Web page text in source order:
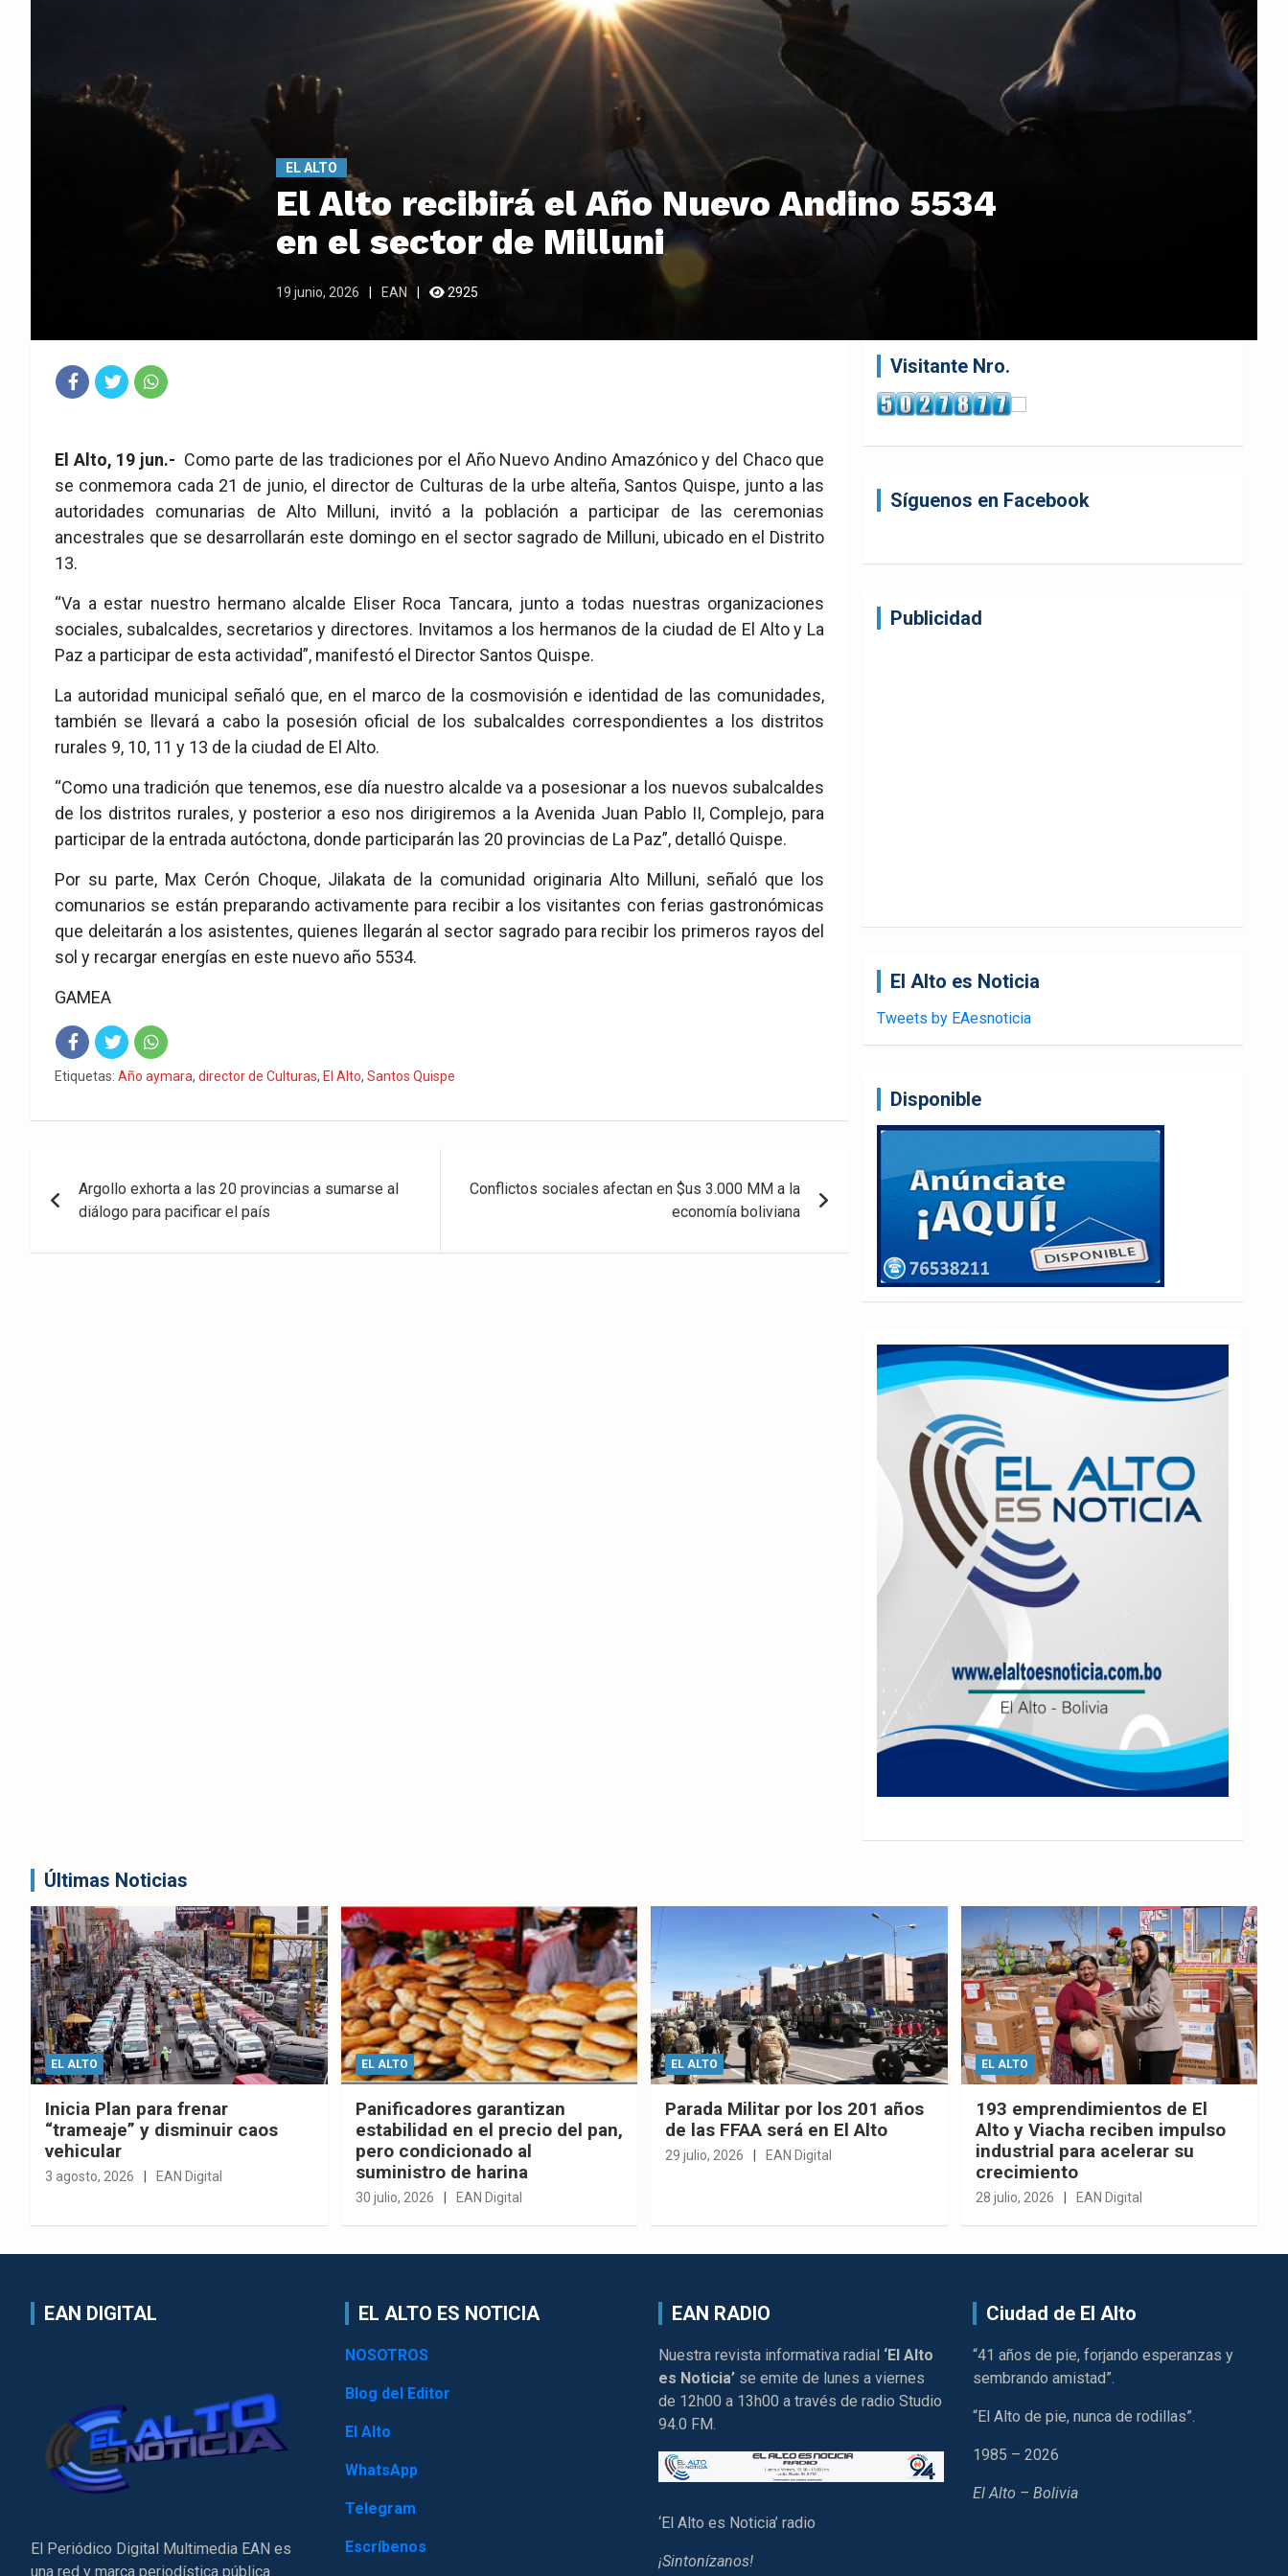
EL ALTO
El Alto recibirá el Año Nuevo Andino 5534
en el sector de Milluni
19 junio, 2026 EAN 2925
eb
ook
tsA
pp
El Alto, 19 jun.- Como parte de las tradiciones por el Año Nuevo Andino Amazónico y del Chaco que
se conmemora cada 21 de junio, el director de Culturas de la urbe alteña, Santos Quispe, junto a las
autoridades comunarias de Alto Milluni, invitó a la población a participar de las ceremonias
ancestrales que se desarrollarán este domingo en el sector sagrado de Milluni, ubicado en el Distrito
13.
“Va a estar nuestro hermano alcalde Eliser Roca Tancara, junto a todas nuestras organizaciones
sociales, subalcaldes, secretarios y directores. Invitamos a los hermanos de la ciudad de El Alto y La
Paz a participar de esta actividad”, manifestó el Director Santos Quispe.
La autoridad municipal señaló que, en el marco de la cosmovisión e identidad de las comunidades,
también se llevará a cabo la posesión oficial de los subalcaldes correspondientes a los distritos
rurales 9, 10, 11 y 13 de la ciudad de El Alto.
“Como una tradición que tenemos, ese día nuestro alcalde va a posesionar a los nuevos subalcaldes
de los distritos rurales, y posterior a eso nos dirigiremos a la Avenida Juan Pablo II, Complejo, para
participar de la entrada autóctona, donde participarán las 20 provincias de La Paz”, detalló Quispe.
Por su parte, Max Cerón Choque, Jilakata de la comunidad originaria Alto Milluni, señaló que los
comunarios se están preparando activamente para recibir a los visitantes con ferias gastronómicas
que deleitarán a los asistentes, quienes llegarán al sector sagrado para recibir los primeros rayos del
sol y recargar energías en este nuevo año 5534.
GAMEA
Fac Twit Wha
Etiquetas: Año aymara, director de Culturas, El Alto, Santos Quispe
de
Argollo exhorta a las 20 provincias a sumarse al
diálogo para pacificar el país
Conflictos sociales afectan en $us 3.000 MM a la
economía boliviana
Visitante Nro.
Síguenos en Facebook
Publicidad
El Alto es Noticia
Tweets by EAesnoticia
Disponible
Últimas Noticias
EL ALTO
Inicia Plan para frenar
“trameaje” y disminuir caos
vehicular
3 agosto, 2026 EAN Digital
EL ALTO
Panificadores garantizan
estabilidad en el precio del pan,
pero condicionado al
suministro de harina
30 julio, 2026 EAN Digital
EL ALTO
Parada Militar por los 201 años
de las FFAA será en El Alto
29 julio, 2026 EAN Digital
EL ALTO
193 emprendimientos de El
Alto y Viacha reciben impulso
industrial para acelerar su
crecimiento
28 julio, 2026 EAN Digital
EAN DIGITAL
El Periódico Digital Multimedia EAN es
una red y marca periodística pública
EL ALTO ES NOTICIA
NOSOTROS
Blog del Editor
El Alto
WhatsApp
Telegram
Escríbenos
EAN RADIO
Nuestra revista informativa radial ‘El Alto
es Noticia’ se emite de lunes a viernes
de 12h00 a 13h00 a través de radio Studio
94.0 FM.
‘El Alto es Noticia’ radio
¡Sintonízanos!
Ciudad de El Alto
“41 años de pie, forjando esperanzas y
sembrando amistad”.
“El Alto de pie, nunca de rodillas”.
1985 – 2026
El Alto – Bolivia